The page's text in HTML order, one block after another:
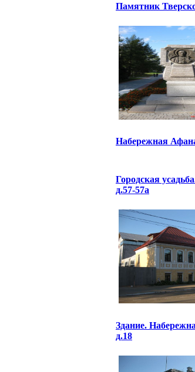
Памятник
Набережная
Городская
д.57-57а
Здание.
д.18